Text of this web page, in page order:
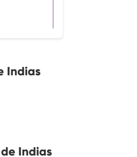
Indias
Indias